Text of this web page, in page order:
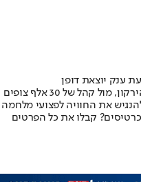
ענק יוצאת דופן
המוזיקאי יופיע לראשונה בחייו בפארק הירקון, מול קהל של 30 אלף צופים
את החוויה לפצועי מלחמה
קבלו את כל הפרטים